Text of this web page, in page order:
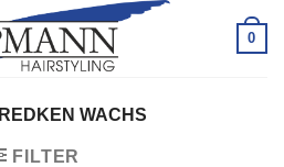
0
REDKEN WACHS
FILTER